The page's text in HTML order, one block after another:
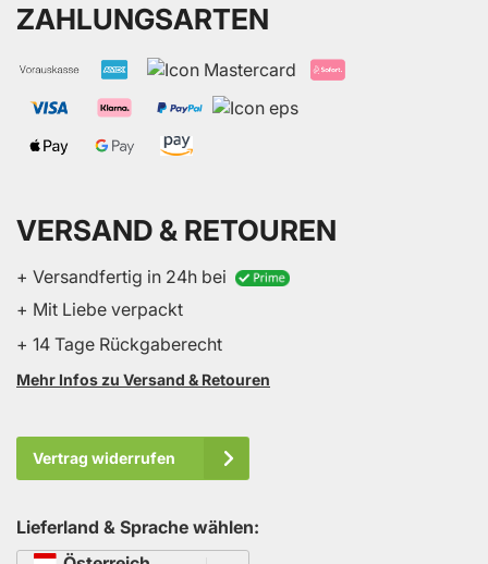
ZAHLUNGSARTEN
VERSAND & RETOUREN
+ Versandfertig in 24h bei
+ Mit Liebe verpackt
+ 14 Tage Rückgaberecht
Mehr Infos zu Versand & Retouren
Vertrag widerrufen
Lieferland & Sprache wählen: